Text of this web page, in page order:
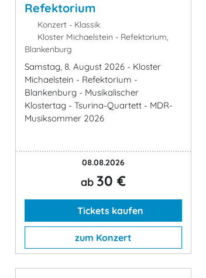
Refektorium
Konzert - Klassik
Kloster Michaelstein - Refektorium,
Blankenburg
Samstag, 8. August 2026 - Kloster
Michaelstein - Refektorium -
Blankenburg - Musikalischer
Klostertag - Tsurina-Quartett - MDR-
Musiksommer 2026
08.08.2026
ab 30 €
Tickets kaufen
zum Konzert